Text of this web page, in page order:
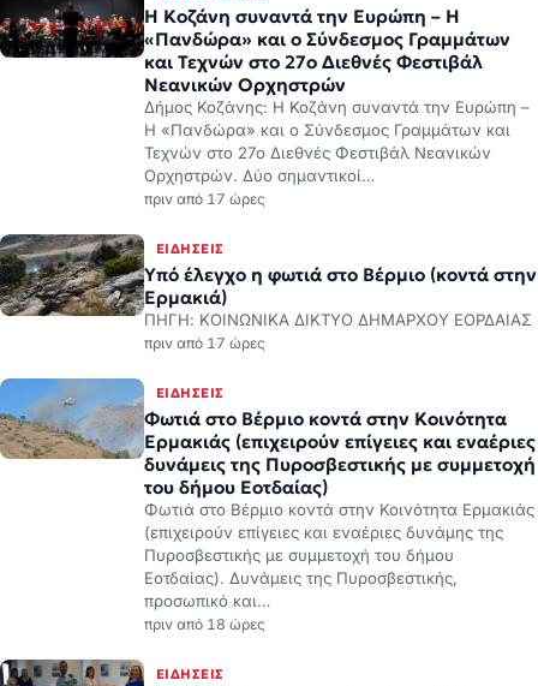
Η Κοζάνη συναντά την Ευρώπη – Η
«Πανδώρα» και ο Σύνδεσμος Γραμμάτων
και Τεχνών στο 27ο Διεθνές Φεστιβάλ
Νεανικών Ορχηστρών
Δήμος Κοζάνης: Η Κοζάνη συναντά την Ευρώπη –
Η «Πανδώρα» και ο Σύνδεσμος Γραμμάτων και
Τεχνών στο 27ο Διεθνές Φεστιβάλ Νεανικών
Ορχηστρών. Δύο σημαντικοί…
πριν από 17 ώρες
ΕΙΔΉΣΕΙΣ
Υπό έλεγχο η φωτιά στο Βέρμιο (κοντά στην
Ερμακιά)
ΠΗΓΗ: ΚΟΙΝΩΝΙΚΑ ΔΙΚΤΥΟ ΔΗΜΑΡΧΟΥ ΕΟΡΔΑΙΑΣ
πριν από 17 ώρες
ΕΙΔΉΣΕΙΣ
Φωτιά στο Βέρμιο κοντά στην Κοινότητα
Ερμακιάς (επιχειρούν επίγειες και εναέριες
δυνάμεις της Πυροσβεστικής με συμμετοχή
του δήμου Εοτδαίας)
Φωτιά στο Βέρμιο κοντά στην Κοινότητα Ερμακιάς
(επιχειρούν επίγειες και εναέριες δυνάμης της
Πυροσβεστικής με συμμετοχή του δήμου
Εοτδαίας). Δυνάμεις της Πυροσβεστικής,
προσωπικό και…
πριν από 18 ώρες
ΕΙΔΉΣΕΙΣ